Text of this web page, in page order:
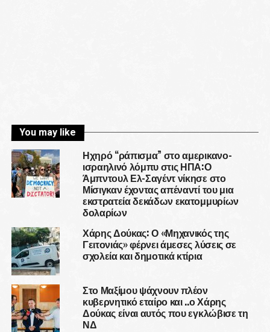
You may like
Ηχηρό “ράπισμα” στο αμερικανο-
ισραηλινό λόμπυ στις ΗΠΑ:Ο
Άμπντουλ Ελ-Σαγέντ νίκησε στο
Μίσιγκαν έχοντας απέναντί του μια
εκστρατεία δεκάδων εκατομμυρίων
δολαρίων
Χάρης Δούκας: Ο «Μηχανικός της
Γειτονιάς» φέρνει άμεσες λύσεις σε
σχολεία και δημοτικά κτίρια
Στο Μαξίμου ψάχνουν πλέον
κυβερνητικό εταίρο και ..ο Χάρης
Δούκας είναι αυτός που εγκλώβισε τη
ΝΔ